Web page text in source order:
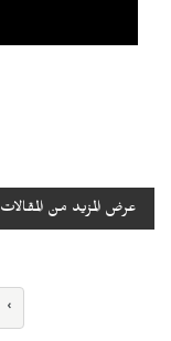
عرض المزيد من المقالات
›